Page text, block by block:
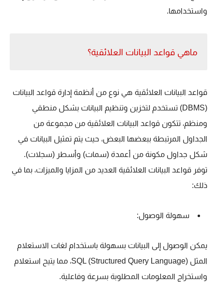
واستخدامها.
ماهي قواعد البيانات العلائقية؟
قواعد البيانات العلائقية هي نوع من أنظمة إدارة قواعد البيانات
(DBMS) تستخدم لتخزين وتنظيم البيانات بشكل منطقي
ومنظم، تتكون قواعد البيانات العلائقية من مجموعة من
الجداول المرتبطة ببعضها البعض، حيث يتم تمثيل البيانات في
شكل جداول مكونة من أعمدة (سمات) وأسطر (سجلات).
توفر قواعد البيانات العلائقية العديد من المزايا والميزات، بما في
ذلك:
سهولة الوصول:
يمكن الوصول إلى البيانات بسهولة باستخدام لغات الاستعلام
المثل SQL (Structured Query Language)، مما يتيح استعلام
واستخراج المعلومات المطلوبة بسرعة وفاعلية.